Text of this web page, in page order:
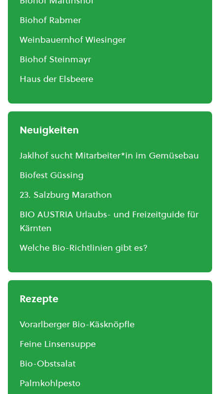
Biohof Rabmer
Weinbauernhof Wiesinger
Biohof Steinmayr
Haus der Elsbeere
Neuigkeiten
Jaklhof sucht Mitarbeiter*in im Gemüsebau
Biofest Güssing
23. Salzburg Marathon
BIO AUSTRIA Urlaubs- und Freizeitguide für
Kärnten
Welche Bio-Richtlinien gibt es?
Rezepte
Vorarlberger Bio-Käsknöpfle
Feine Linsensuppe
Bio-Obstsalat
Palmkohlpesto